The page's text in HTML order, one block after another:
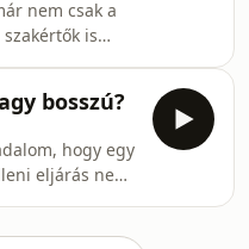
Mik
nem csak a
is
ad választ
Fazekas Dóra
irodájának
érdeklődők
már a G7
bosszú?
hogy egy
eljárás nem